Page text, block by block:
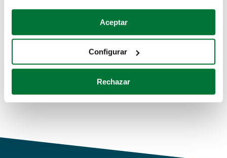
Si lo permite, también quisiéramos:
Recopilar información sobre su ubicación geográfica
Identificar su dispositivo analizándolo activamente
para buscar características específicas (huellas
Obtenga más información sobre cómo se procesan sus
de cookies.
Aceptar
Configurar
Rechazar
Coches de segunda mano
Coches de km0